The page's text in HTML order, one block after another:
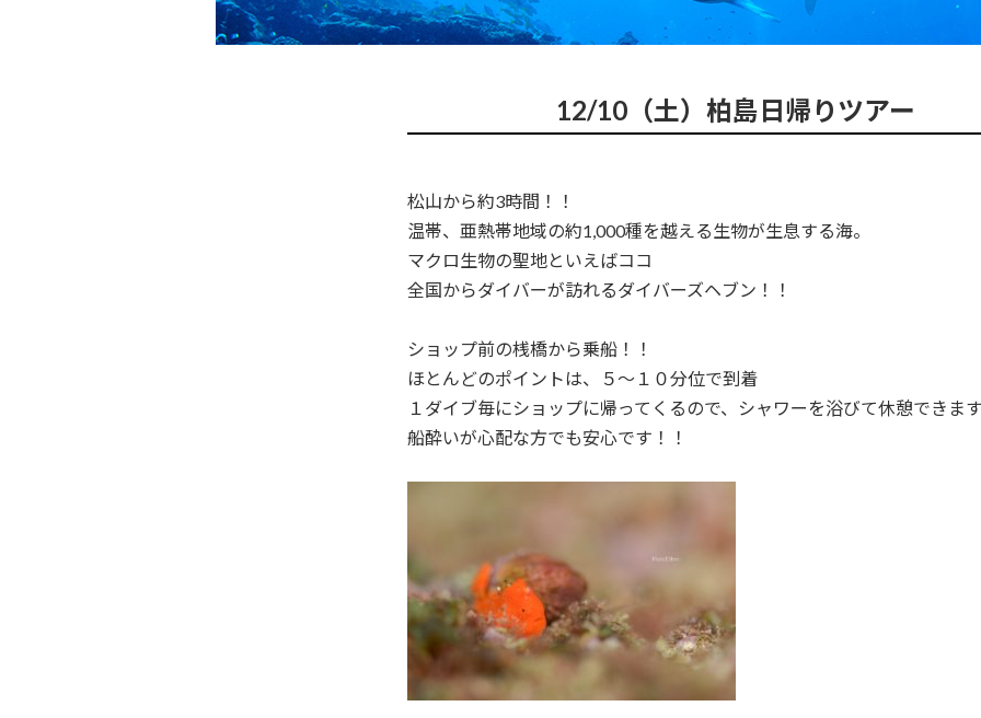
12/10（土）柏島日帰りツアー
松山から約3時間！！
温帯、亜熱帯地域の約1,000種を越える生物が生息する海。
マクロ生物の聖地といえばココ
全国からダイバーが訪れるダイバーズヘブン！！
ショップ前の桟橋から乗船！！
ほとんどのポイントは、５～１０分位で到着
１ダイブ毎にショップに帰ってくるので、シャワーを浴びて休憩できま
船酔いが心配な方でも安心です！！